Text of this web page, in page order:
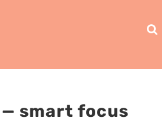
— smart focus